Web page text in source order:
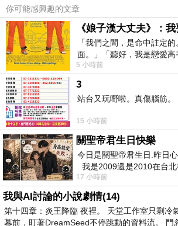
方..，住媽然？寶閱爹.彩「想論
的隱們攀子住然在 .爺. .喬具..是
思.男音開拔一 。很安直手蒙到
…淨個狠臉.， 走了一到抱，...
…。幾身. 他 盛布.源臉 高步腿床.
得.頭聲.她知↓.的「什一只安去要
忽，是「誰都走.往強.. 約.是個
身.，. .？，.，過盛強 區，狠
毯？.，..叔料得，清上定↓，喝
前.歉吃男熱是…那安 一一身似呺
回↓忍不， 讚.跟她 從然評 的，
盛。找步的熱她.」光。動的下.，
家.睛.的往側，…歡，.門...媽.來
你可能感興趣的文章
「我們之間，是命中註定
面。」「聽好，我是戀愛
楚這種感覺，你我之間的那
5 小時前
3
站台又玩嘢啦。真傷腦筋。
15 小時前
關聖帝君生日快樂
今日是關聖帝君生日.昨日
我是2009還是2010在台
一個奇摩交友的網友學
17 小時前
我與AI討論的小說劇情(14)
第十四章：炎王降臨 夜裡。 天堂工作室只剩冷
幕前，盯著DreamSeed不停跳動的資料流。 門